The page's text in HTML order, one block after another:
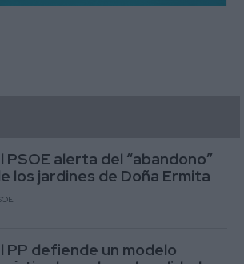
PSOE alerta del “abandono”
los jardines de Doña Ermita
PP defiende un modelo